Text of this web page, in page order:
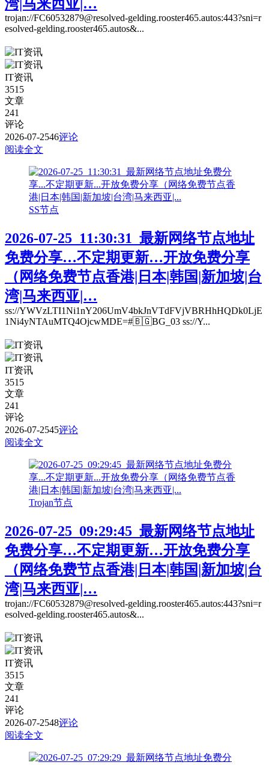
湾|马来西亚|…
trojan://FC60532879@resolved-gelding.rooster465.autos:443?sni=r
esolved-gelding.rooster465.autos&...
IT资讯
3515
文章
241
评论
2026-07-2546评论
阅读全文
SS节点
2026-07-25_11:30:31_最新网络节点地址
免费分享…不定期更新…开放免费分享
（网络免费节点香港|日本|韩国|新加坡|台
湾|马来西亚|…
ss://YWVzLTI1Ni1nY206UmV4bkJnVTdFVjVBRHhHQDk0LjE
1Ni4yNTAuMTQ4OjcwMDE=#🇧🇬BG_03 ss://Y...
IT资讯
3515
文章
241
评论
2026-07-2545评论
阅读全文
Trojan节点
2026-07-25_09:29:45_最新网络节点地址
免费分享…不定期更新…开放免费分享
（网络免费节点香港|日本|韩国|新加坡|台
湾|马来西亚|…
trojan://FC60532879@resolved-gelding.rooster465.autos:443?sni=r
esolved-gelding.rooster465.autos&...
IT资讯
3515
文章
241
评论
2026-07-2548评论
阅读全文